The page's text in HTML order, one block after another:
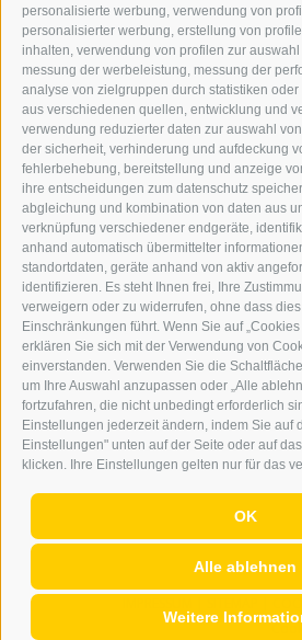
personalisierte werbung, verwendung von
personalisierter werbung, erstellung von
inhalten, verwendung von profilen zur
messung der werbeleistung, messung der
analyse von zielgruppen durch statistiken
aus verschiedenen quellen, entwicklung und
verwendung reduzierter daten zur auswahl
der sicherheit, verhinderung und aufdeckung
fehlerbehebung, bereitstellung und anzeige
ihre entscheidungen zum datenschutz
abgleichung und kombination von daten aus
verknüpfung verschiedener endgeräte,
anhand automatisch übermittelter
standortdaten, geräte anhand von aktiv
identifizieren. Es steht Ihnen frei, Ihre
verweigern oder zu widerrufen, ohne dass
Einschränkungen führt. Wenn Sie auf
erklären Sie sich mit der Verwendung von
einverstanden. Verwenden Sie die
um Ihre Auswahl anzupassen oder „Alle
fortzufahren, die nicht unbedingt erforderlich
Einstellungen jederzeit ändern, indem Sie auf
Einstellungen" unten auf der Seite oder auf
klicken. Ihre Einstellungen gelten nur für das
OK
Alle ablehnen
Weitere
GRAFIK@DERERKER.IT
INFO@DERERKER.IT
BARBARA.FONTANA@DERERKER.IT
DER ERKER
WERBEN IM ERKER
ONLINE-WERBUNG
SEPA-DAUERAUFTRAG
REGELN LESERKOMMENTARE
ONLINE VOTING
SERVICE
VERANSTALTUNGSKALENDER
KLEINANZEIGER
NÜTZLICHE LINKS
WETTER
WEBCAM
VIDEOS
TRAUER